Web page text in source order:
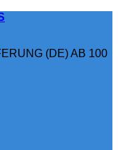
(DE) AB 100